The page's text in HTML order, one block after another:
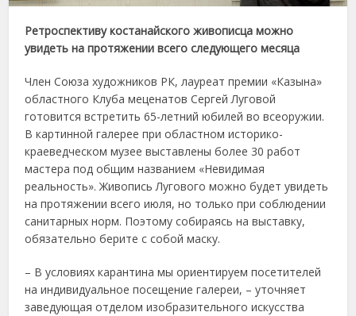
Ретроспективу костанайского живописца можно
увидеть на протяжении всего следующего месяца
Член Союза художников РК, лауреат премии «Казына»
областного Клуба меценатов Сергей Луговой
готовится встретить 65-летний юбилей во всеоружии.
В картинной галерее при областном историко-
краеведческом музее выставлены более 30 работ
мастера под общим названием «Невидимая
реальность». Живопись Лугового можно будет увидеть
на протяжении всего июля, но только при соблюдении
санитарных норм. Поэтому собираясь на выставку,
обязательно берите с собой маску.
– В условиях карантина мы ориентируем посетителей
на индивидуальное посещение галереи, – уточняет
заведующая отделом изобразительного искусства